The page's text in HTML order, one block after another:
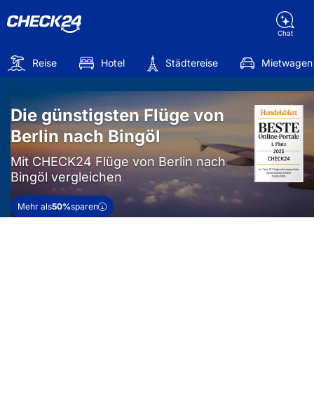
Chat
Reise Hotel Städtereise Mietwagen
Die günstigsten Flüge von
Berlin nach Bingöl
Mit CHECK24 Flüge von Berlin nach
Bingöl vergleichen
Mehr als50%sparen